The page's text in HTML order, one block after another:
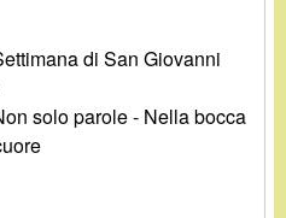
di San Giovanni
solo parole - Nella bocca